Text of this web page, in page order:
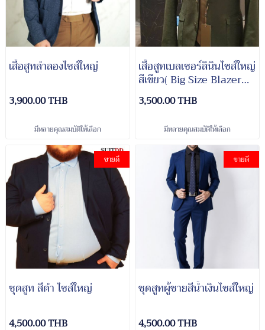
เสื้อสูทลำลองไซส์ใหญ่
3,900.00 THB
มีหลายคุณสมบัติให้เลือก
เสื้อสูทเบลเซอร์ลินินไซส์ใหญ่
สีเขียว( Big Size Blazer
Linen)
3,500.00 THB
มีหลายคุณสมบัติให้เลือก
ขายดี
ชุดสูท สีดำ ไซส์ใหญ่
4,500.00 THB
ขายดี
ชุดสูทผู้ชายสีน้ำเงินไซส์ใหญ่
4,500.00 THB